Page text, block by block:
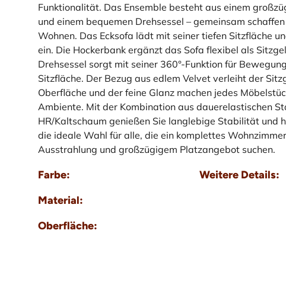
Funktionalität. Das Ensemble besteht aus einem
und einem bequemen Drehsessel – gemeinsam
Wohnen. Das Ecksofa lädt mit seiner tiefen Sitzfläche
ein. Die Hockerbank ergänzt das Sofa flexibel als
Drehsessel sorgt mit seiner 360°-Funktion für
Sitzfläche. Der Bezug aus edlem Velvet verleiht der
Oberfläche und der feine Glanz machen jedes
Ambiente. Mit der Kombination aus dauerelastischen
HR/Kaltschaum genießen Sie langlebige Stabilität und
die ideale Wahl für alle, die ein komplettes
Ausstrahlung und großzügigem Platzangebot suchen.
Farbe:
Material:
Oberfläche:
Weitere Details: